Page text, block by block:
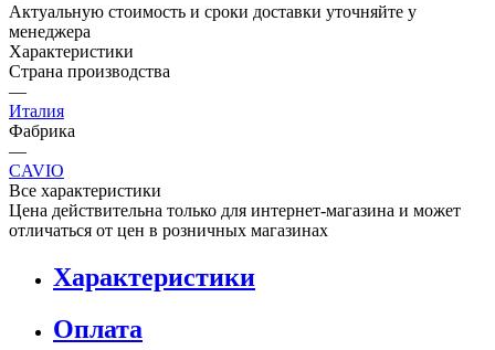
Актуальную стоимость и сроки доставки уточняйте у
менеджера
Характеристики
Страна производства
—
Италия
Фабрика
—
CAVIO
Все характеристики
Цена действительна только для интернет-магазина и может
отличаться от цен в розничных магазинах
Характеристики
Оплата